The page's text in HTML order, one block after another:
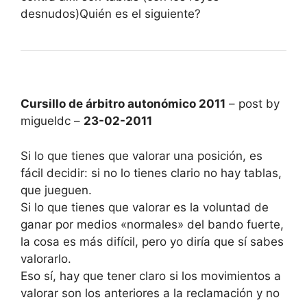
desnudos)Quién es el siguiente?
Cursillo de árbitro autonómico 2011 – post by
migueldc – 23-02-2011
Si lo que tienes que valorar una posición, es
fácil decidir: si no lo tienes clario no hay tablas,
que jueguen.
Si lo que tienes que valorar es la voluntad de
ganar por medios «normales» del bando fuerte,
la cosa es más difícil, pero yo diría que sí sabes
valorarlo.
Eso sí, hay que tener claro si los movimientos a
valorar son los anteriores a la reclamación y no